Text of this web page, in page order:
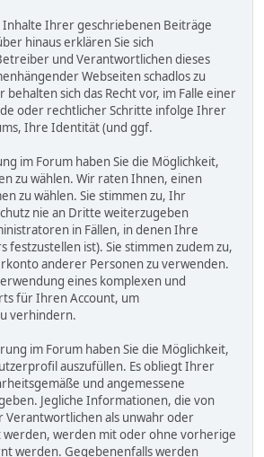
Inhalte Ihrer geschriebenen Beiträge
hinaus erklären Sie sich
und Verantwortlichen dieses
Webseiten schadlos zu
sich das Recht vor, im Falle einer
oder rechtlicher Schritte infolge Ihrer
Ihre Identität (und ggf.
im Forum haben Sie die Möglichkeit,
zu wählen. Wir raten Ihnen, einen
zu wählen. Sie stimmen zu, Ihr
nie an Dritte weiterzugeben
in Fällen, in denen Ihre
festzustellen ist). Sie stimmen zudem zu,
anderer Personen zu verwenden.
eines komplexen und
für Ihren Account, um
verhindern.
im Forum haben Sie die Möglichkeit,
auszufüllen. Es obliegt Ihrer
und angemessene
Jegliche Informationen, die von
als unwahr oder
werden mit oder ohne vorherige
werden. Gegebenenfalls werden